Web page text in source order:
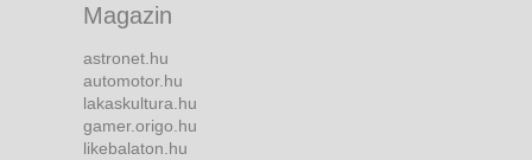
Magazin
astronet.hu
automotor.hu
lakaskultura.hu
gamer.origo.hu
likebalaton.hu